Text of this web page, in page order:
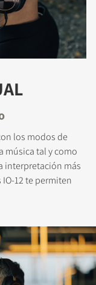
los modos de
música tal y como
interpretación más
12 te permiten